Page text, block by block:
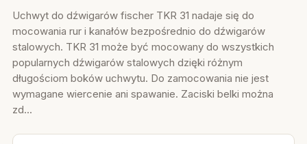
Systemy fasadowe
Uchwyt do dźwigarów fischer TKR 31 nadaje się do
mocowania rur i kanałów bezpośrednio do dźwigarów
stalowych. TKR 31 może być mocowany do wszystkich
popularnych dźwigarów stalowych dzięki różnym
długościom boków uchwytu. Do zamocowania nie jest
wymagane wiercenie ani spawanie. Zaciski belki można
zd...